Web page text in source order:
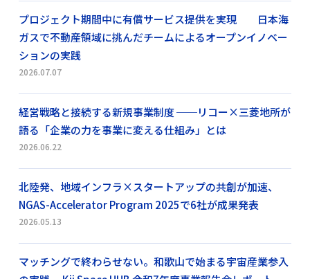
プロジェクト期間中に有償サービス提供を実現 日本海
ガスで不動産領域に挑んだチームによるオープンイノベー
ションの実践
2026.07.07
経営戦略と接続する新規事業制度 ──リコー×三菱地所が
語る「企業の力を事業に変える仕組み」とは
2026.06.22
北陸発、地域インフラ×スタートアップの共創が加速、
NGAS-Accelerator Program 2025で6社が成果発表
2026.05.13
マッチングで終わらせない。和歌山で始まる宇宙産業参入